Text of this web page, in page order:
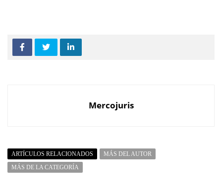
Mercojuris
ARTÍCULOS RELACIONADOS
MÁS DEL AUTOR
MÁS DE LA CATEGORÍA